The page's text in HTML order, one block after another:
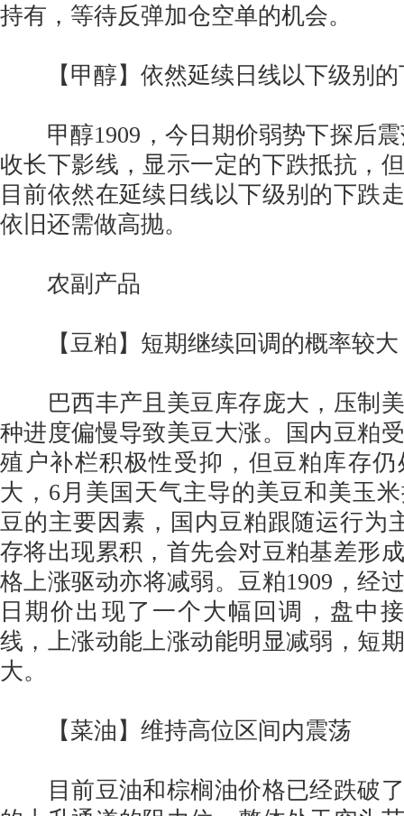
持有，等待反弹加仓空单的机会。
【甲醇】依然延续日线以下级别的
甲醇1909，今日期价弱势下探后震
收长下影线，显示一定的下跌抵抗，
目前依然在延续日线以下级别的下跌
依旧还需做高抛。
农副产品
【豆粕】短期继续回调的概率较大
巴西丰产且美豆库存庞大，压制美
种进度偏慢导致美豆大涨。国内豆粕
殖户补栏积极性受抑，但豆粕库存
大，6月美国天气主导的美豆和美玉
豆的主要因素，国内豆粕跟随运行为
存将出现累积，首先会对豆粕基差形
格上涨驱动亦将减弱。豆粕1909，经
日期价出现了一个大幅回调，盘中
线，上涨动能上涨动能明显减弱，短
大。
【菜油】维持高位区间内震荡
目前豆油和棕榈油价格已经跌破了